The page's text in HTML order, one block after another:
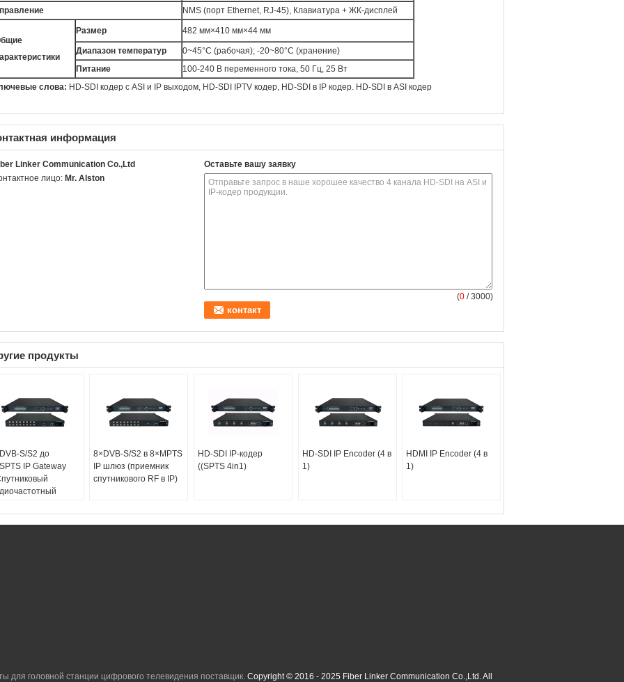
NMS (порт Ethernet, RJ-45), Клавиатура + ЖК-дисплей
Размер 482 мм×410 мм×44 мм
Диапазон температур
0~45°C (рабочая); -20~80°C (хранение)
Питание
100-240 В переменного тока, 50 Гц, 25 Вт
слова: HD-SDI кодер с ASI и IP выходом, HD-SDI IPTV кодер, HD-SDI в IP кодер. HD-SDI в ASI кодер
информация
Linker Communication Co.,Ltd
лицо: Mr. Alston
Оставьте вашу заявку
(0 / 3000)
продукты
S/S2 до
IP Gateway
8×DVB-S/S2 в 8×MPTS
IP шлюз (приемник
спутникового RF в IP)
HD-SDI IP-кодер
((SPTS 4in1)
HD-SDI IP Encoder (4 в
1)
HDMI IP Encoder (4 в
1)
для головной станции цифрового телевидения поставщик. Copyright © 2016 - 2025 Fiber Linker Communication Co.,Ltd. All